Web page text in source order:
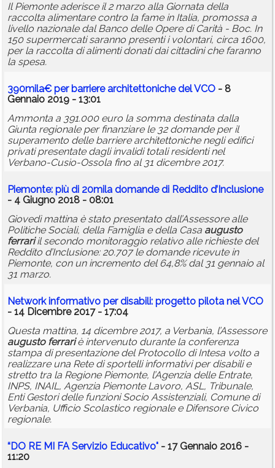
Il Piemonte aderisce il 2 marzo alla Giornata della
raccolta alimentare contro la fame in Italia, promossa a
livello nazionale dal Banco delle Opere di Carità - Boc. In
150 supermercati saranno presenti i volontari, circa 1600,
per la raccolta di alimenti donati dai cittadini che faranno
la spesa.
390mila€ per barriere architettoniche del VCO - 8
Gennaio 2019 - 13:01
Ammonta a 391.000 euro la somma destinata dalla
Giunta regionale per finanziare le 32 domande per il
superamento delle barriere architettoniche negli edifici
privati presentate dagli invalidi totali residenti nel
Verbano-Cusio-Ossola fino al 31 dicembre 2017.
Piemonte: più di 20mila domande di Reddito d’Inclusione
- 4 Giugno 2018 - 08:01
Giovedì mattina è stato presentato dall’Assessore alle
Politiche Sociali, della Famiglia e della Casa augusto
ferrariil secondo monitoraggio relativo alle richieste del
Reddito d’Inclusione: 20.707 le domande ricevute in
Piemonte, con un incremento del 64,8% dal 31 gennaio al
31 marzo.
Network informativo per disabili: progetto pilota nel VCO
- 14 Dicembre 2017 - 17:04
Questa mattina, 14 dicembre 2017, a Verbania, l’Assessore
augusto ferrariè intervenuto durante la conferenza
stampa di presentazione del Protocollo di Intesa volto a
realizzare una Rete di sportelli informativi per disabili e
stretto tra la Regione Piemonte, l’Agenzia delle Entrate,
INPS, INAIL, Agenzia Piemonte Lavoro, ASL, Tribunale,
Enti Gestori delle funzioni Socio Assistenziali, Comune di
Verbania, Ufficio Scolastico regionale e Difensore Civico
regionale.
“DO RE MI FA Servizio Educativo" - 17 Gennaio 2016 -
11:20